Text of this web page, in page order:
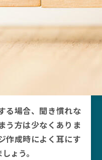
る場合、聞き慣れな
う方は少なくありま
作成時によく耳にす
ょう。